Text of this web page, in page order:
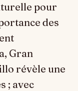
pour
des
Gran
révèle une
; avec